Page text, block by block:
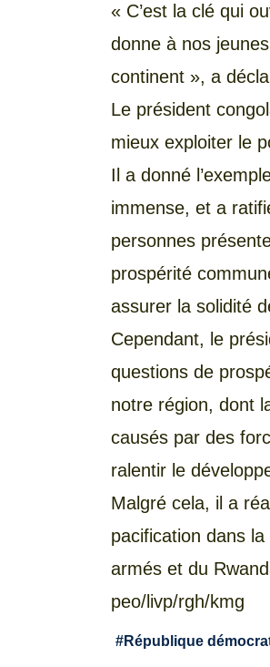
« C’est la clé qui
donne à nos
continent », a
Le président
mieux exploiter le
Il a donné
immense, et a
personnes
prospérité
assurer la solidité
Cependant, le
questions de
notre région, dont
causés par des
ralentir le
Malgré cela, il a
pacification dans
armés et du
peo/livp/rgh/kmg
#République